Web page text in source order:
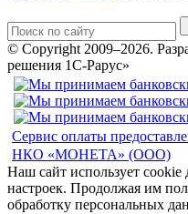
© Copyright 2009–2026.
решения 1С-Рарус»
Сервис оплаты
НКО «МОНЕТА» (ООО)
Наш сайт использует cookie
настроек. Продолжая им
обработку персональных